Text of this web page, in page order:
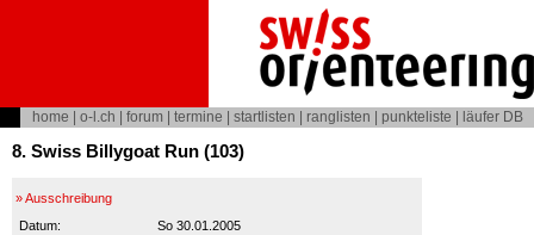
home o-l.ch forum termine startlisten ranglisten punkteliste läufer DB
8. Swiss Billygoat Run (103)
» Ausschreibung
Datum:
So 30.01.2005